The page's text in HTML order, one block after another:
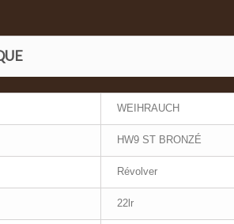
WEIHRAUCH
HW9 ST BRONZÉ
Révolver
22lr